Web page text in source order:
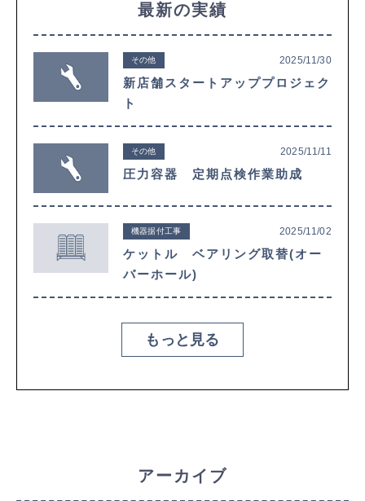
最新の実績
その他 2025/11/30
新店舗スタートアッププロジェク
ト
その他 2025/11/11
圧力容器 定期点検作業助成
機器据付工事 2025/11/02
ケットル ベアリング取替(オー
バーホール)
もっと見る
アーカイブ